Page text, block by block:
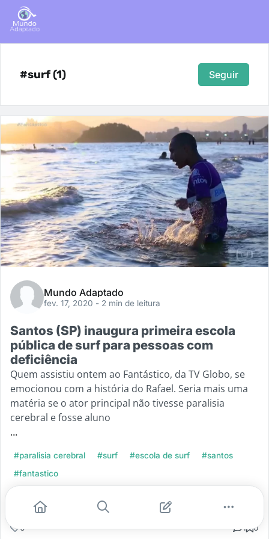
#surf (1) Seguir
Mundo Adaptado
fev. 17, 2020 - 2 min de leitura
Santos (SP) inaugura primeira escola
pública de surf para pessoas com
deficiência
Quem assistiu ontem ao Fantástico, da TV Globo, se
emocionou com a história do Rafael. Seria mais uma
matéria se o ator principal não tivesse paralisia
cerebral e fosse aluno
...
#paralisia cerebral #surf #escola de surf
#santos
#fantastico
Leia mais
6 1 0